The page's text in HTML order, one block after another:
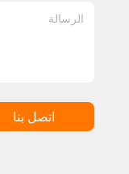
اتصل بنا